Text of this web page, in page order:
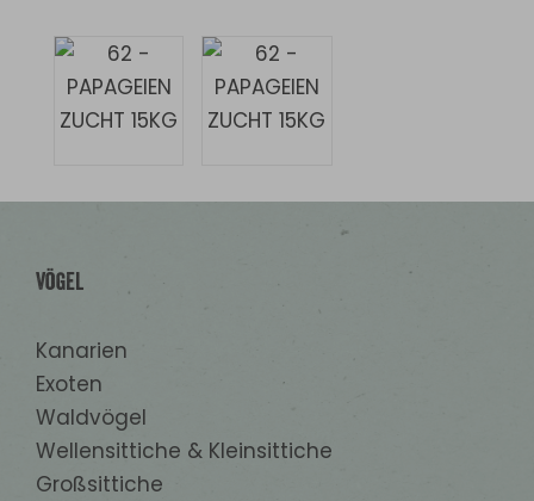
Vögel
Kanarien
Exoten
Waldvögel
Wellensittiche & Kleinsittiche
Großsittiche